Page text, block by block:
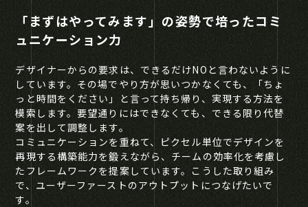
「まずはやってみます」の姿勢で培ったコミ
ュニケーション力
デザイナーからの要求は、できるだけNOと言わないように
しています。その場でやり方が思いつかなくても、「ちょ
っと時間をください」と言って持ち帰り、実現する方法を
模索します。要望通りにはできなくても、できる限り代替
案を出して調整します。
コミュニケーションを重ねて、ピクセル単位でデザインを
再現する構築能力を鍛えながら、チームの効率化を考慮し
たフレームワークを提案しています。こうした取り組み
で、ユーザーファーストのアウトプットにつなげたいで
す。